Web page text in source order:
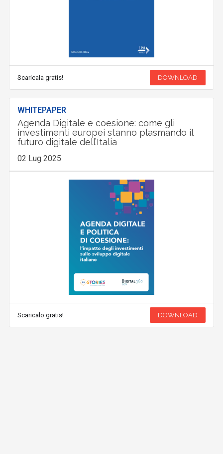
Scaricala gratis! DOWNLOAD
WHITEPAPER
Agenda Digitale e coesione: come gli
investimenti europei stanno plasmando il
futuro digitale dell’Italia
02 Lug 2025
Scaricalo gratis! DOWNLOAD